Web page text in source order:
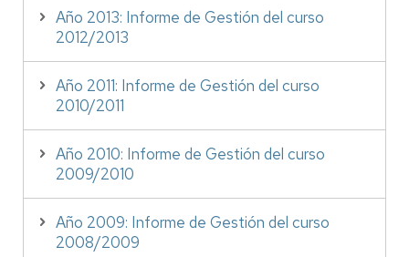
Año 2013: Informe de Gestión del curso
2012/2013
Año 2011: Informe de Gestión del curso
2010/2011
Año 2010: Informe de Gestión del curso
2009/2010
Año 2009: Informe de Gestión del curso
2008/2009